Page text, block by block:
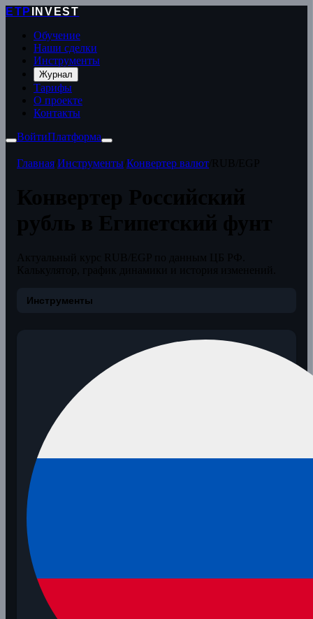
ETP
INVEST
Обучение
Наши сделки
Инструменты
Журнал
Тарифы
О проекте
Контакты
ВойтиПлатформа
Главная Инструменты Конвертер валют
Инструменты